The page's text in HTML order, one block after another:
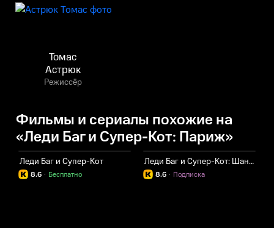
Томас
Астрюк
Режиссёр
Фильмы и сериалы похожие на
«Леди Баг и Супер-Кот: Париж»
Леди Баг и Супер-Кот
8.6 Бесплатно
·
Леди Баг и Супер-Кот: Шанхай. Легенда о Леди Драконе
8.6 Подписка
·